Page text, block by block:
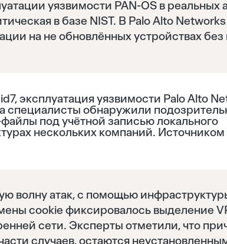
уязвимости PAN-OS в реальных
в базе NIST. В Palo Alto
на не обновлённых устройствах
эксплуатация уязвимости Palo Alto
специалисты обнаружили
под учётной записью локального
нескольких компаний. Источником
волну атак, с помощью
cookie фиксировалось выделение
сети. Эксперты отметили, что
случаев, остаются